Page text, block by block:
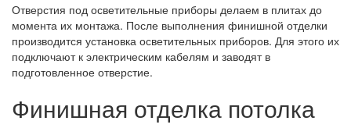
Отверстия под осветительные приборы делаем в плитах до
момента их монтажа. После выполнения финишной отделки
производится установка осветительных приборов. Для этого их
подключают к электрическим кабелям и заводят в
подготовленное отверстие.
Финишная отделка потолка